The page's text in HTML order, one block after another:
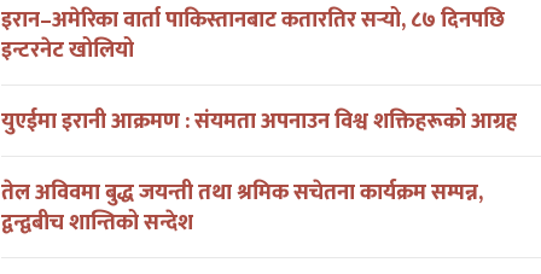
इरान–अमेरिका वार्ता पाकिस्तानबाट कतारतिर सर्‍यो, ८७ दिनपछि
इन्टरनेट खोलियो
युएईमा इरानी आक्रमण : संयमता अपनाउन विश्व शक्तिहरूको आग्रह
तेल अविवमा बुद्ध जयन्ती तथा श्रमिक सचेतना कार्यक्रम सम्पन्न,
द्वन्द्वबीच शान्तिको सन्देश